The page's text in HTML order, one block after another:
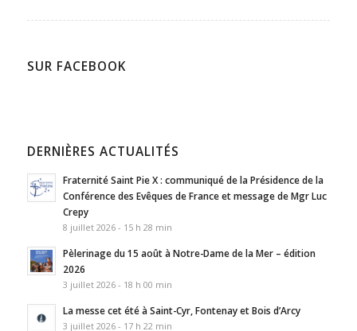
SUR FACEBOOK
DERNIÈRES ACTUALITÉS
Fraternité Saint Pie X : communiqué de la Présidence de la
Conférence des Evêques de France et message de Mgr Luc
Crepy
8 juillet 2026 - 15 h 28 min
Pèlerinage du 15 août à Notre-Dame de la Mer – édition
2026
3 juillet 2026 - 18 h 00 min
La messe cet été à Saint-Cyr, Fontenay et Bois d’Arcy
3 juillet 2026 - 17 h 22 min